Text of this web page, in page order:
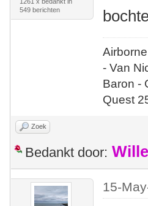
549 berichten
- Van
Baron -
Quest
Zoek
Bedankt door:
15-